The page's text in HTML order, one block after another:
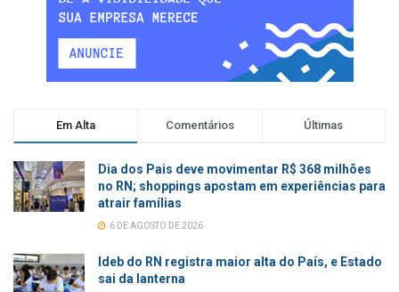
Em Alta Comentários Últimas
Dia dos Pais deve movimentar R$ 368 milhões
no RN; shoppings apostam em experiências para
atrair famílias
6 DE AGOSTO DE 2026
Ideb do RN registra maior alta do País, e Estado
sai da lanterna